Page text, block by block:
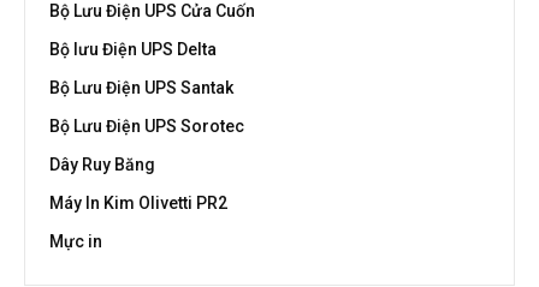
Bộ Lưu Điện UPS Cửa Cuốn
Bộ lưu Điện UPS Delta
Bộ Lưu Điện UPS Santak
Bộ Lưu Điện UPS Sorotec
Dây Ruy Băng
Máy In Kim Olivetti PR2
Mực in